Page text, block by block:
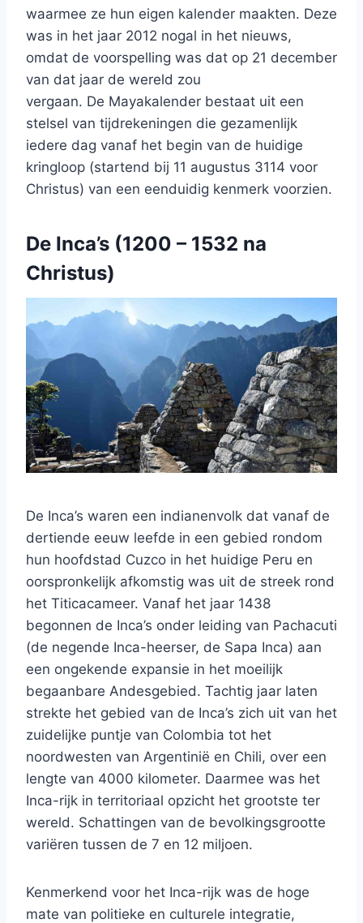
waarmee ze hun eigen kalender maakten. Deze
was in het jaar 2012 nogal in het nieuws,
omdat de voorspelling was dat op 21 december
van dat jaar de wereld zou
vergaan. De Mayakalender bestaat uit een
stelsel van tijdrekeningen die gezamenlijk
iedere dag vanaf het begin van de huidige
kringloop (startend bij 11 augustus 3114 voor
Christus) van een eenduidig kenmerk voorzien.
De Inca’s (1200 – 1532 na
Christus)
De Inca’s waren een indianenvolk dat vanaf de
dertiende eeuw leefde in een gebied rondom
hun hoofdstad Cuzco in het huidige Peru en
oorspronkelijk afkomstig was uit de streek rond
het Titicacameer. Vanaf het jaar 1438
begonnen de Inca’s onder leiding van Pachacuti
(de negende Inca-heerser, de Sapa Inca) aan
een ongekende expansie in het moeilijk
begaanbare Andesgebied. Tachtig jaar laten
strekte het gebied van de Inca’s zich uit van het
zuidelijke puntje van Colombia tot het
noordwesten van Argentinië en Chili, over een
lengte van 4000 kilometer. Daarmee was het
Inca-rijk in territoriaal opzicht het grootste ter
wereld. Schattingen van de bevolkingsgrootte
variëren tussen de 7 en 12 miljoen.
Kenmerkend voor het Inca-rijk was de hoge
mate van politieke en culturele integratie,